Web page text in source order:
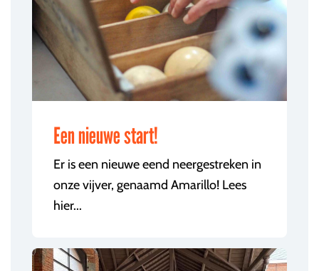
Een nieuwe start!
Er is een nieuwe eend neergestreken in
onze vijver, genaamd Amarillo! Lees
hier...